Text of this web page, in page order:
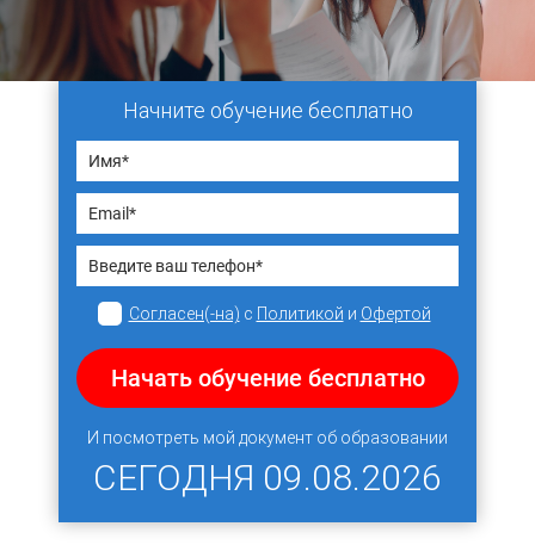
Начните обучение бесплатно
Согласен(-на) с Политикой и Офертой
Начать обучение бесплатно
И посмотреть мой документ об образовании
СЕГОДНЯ 09.08.2026